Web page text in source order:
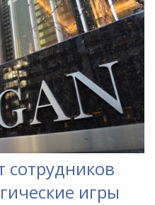
сотрудников
игры